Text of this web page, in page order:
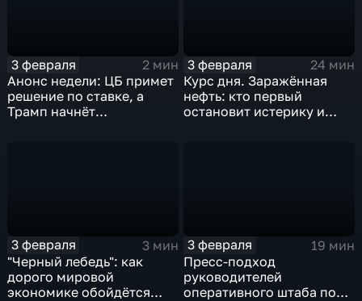
3 февраля
2 мин
Анонс недели: ЦБ примет
решение по ставке, а
Трамп начнёт
3 февраля
24 мин
Курс дня. Заражённая
нефть: кто первый
остановит истерику и
3 февраля
3 мин
"Черный лебедь": как
дорого мировой
экономике обойдётся
3 февраля
19 мин
Пресс-подход
руководителей
оперативного штаба по